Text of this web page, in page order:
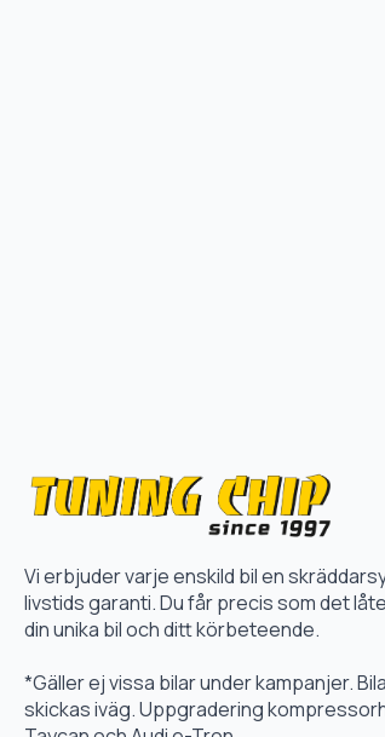
Vi erbjuder varje enskild bil en
livstids garanti. Du får precis som det
din unika bil och ditt körbeteende.
*Gäller ej vissa bilar under kampanjer.
skickas iväg. Uppgradering